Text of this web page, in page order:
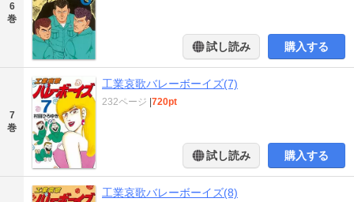
6
巻
試し読み 購入する
7
巻
工業哀歌バレーボーイズ(7)
232ページ 720pt
試し読み 購入する
工業哀歌バレーボーイズ(8)